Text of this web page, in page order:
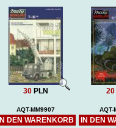
30 PLN
AQT-MM9907
IN DEN WARENKORB
20
AQT-
IN DEN